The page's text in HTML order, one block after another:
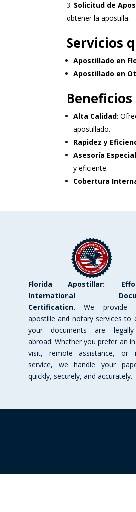
Solicitud de
obtener la apostilla.
Servicios
Apostillado en
Apostillado en
Alta Calidad:
apostillado.
Rapidez y
Asesoría
y eficiente.
Cobertura
Florida Apostillar:
International
Certification. We provide
apostille and notary services to
your documents are
abroad. Whether you prefer an
visit, remote assistance, or
service, we handle your
quickly, securely, and accurately.